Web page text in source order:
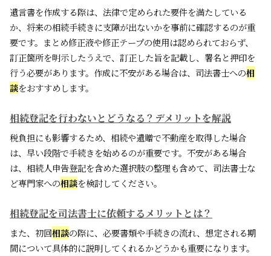
遺言書を作成する際は、法律で定められた要件を満たしている
か、将来の相続手続きに支障が出ないかを事前に確認するのが重
要です。まとめ修正液や修正テープの使用は認められておらず、
訂正箇所を明示したうえで、訂正した旨を記載し、署名と押印を
行う必要があります。作成に不安がある場合は、司法書士への相
談をおすすめします。
相続登記を行わないとどうなる？デメリットを解説
税負担にも影響するため、相続や遺贈で不動産を取得した場合
は、早い段階で手続きを始めるのが重要です。不安がある場合
は、相続人申告登記を含めた選択肢の整理も含めて、司法書士な
ど専門家への相談を検討してください。
相続登記を司法書士に依頼するメリットとは？
また、初回相談の際に、必要書類や手続きの流れ、想定される期
間について具体的に説明してくれるかどうかも重要になります。